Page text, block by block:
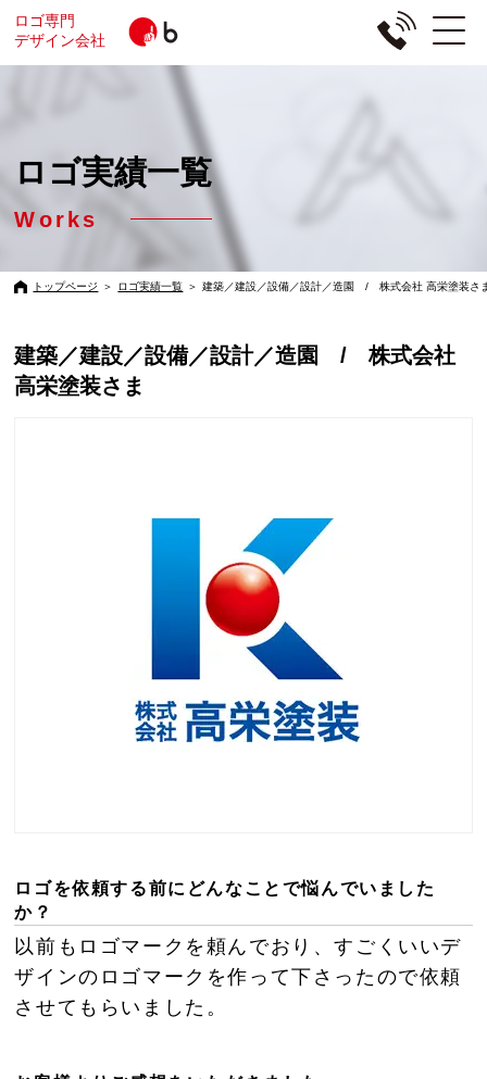
ロゴ専門
デザイン会社
ロゴ実績一覧
Works
トップページ ＞ ロゴ実績一覧 ＞ 建築／建設／設備／設計／造園 / 株式会社 高栄塗装さ
建築／建設／設備／設計／造園 / 株式会社
高栄塗装さま
ロゴを依頼する前にどんなことで悩んでいました
か？
以前もロゴマークを頼んでおり、すごくいいデ
ザインのロゴマークを作って下さったので依頼
させてもらいました。